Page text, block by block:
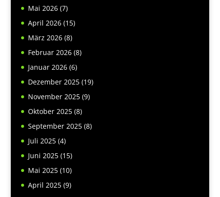
Mai 2026(7)
April 2026(15)
März 2026(8)
Februar 2026(8)
Januar 2026(6)
Dezember 2025(19)
November 2025(9)
Oktober 2025(8)
September 2025(8)
Juli 2025(4)
Juni 2025(15)
Mai 2025(10)
April 2025(9)